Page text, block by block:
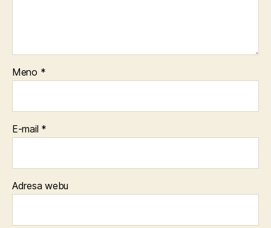
Meno *
E-mail *
Adresa webu